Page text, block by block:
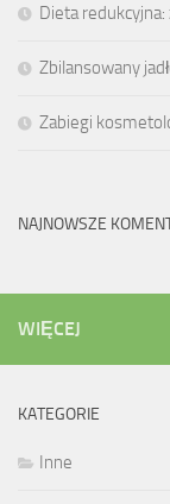
Dieta redukcyjna:
Zbilansowany
Zabiegi
NAJNOWSZE
WIĘCEJ
KATEGORIE
Inne